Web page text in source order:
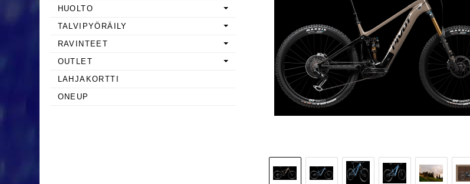
HUOLTO
TALVIPYÖRÄILY
RAVINTEET
OUTLET
LAHJAKORTTI
ONEUP